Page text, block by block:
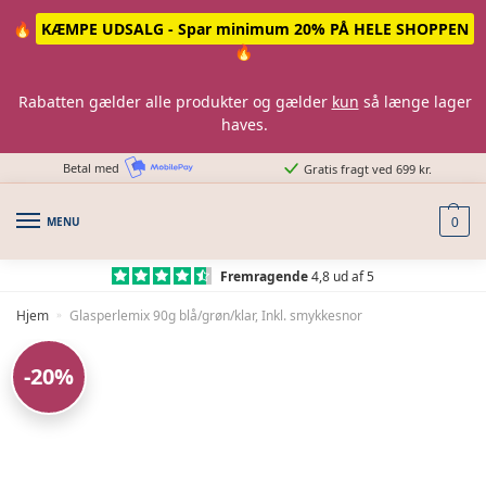
🔥
KÆMPE UDSALG - Spar minimum 20% PÅ HELE SHOPPEN
🔥
Rabatten gælder alle produkter og gælder kun så længe lager
haves.
Betal med Gratis fragt ved 699 kr.
MENU 0
Fremragende4,8 ud af 5
Hjem » Glasperlemix 90g blå/grøn/klar, Inkl. smykkesnor
-20%